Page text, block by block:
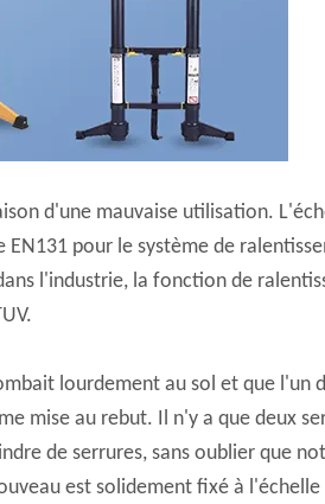
d'une mauvaise utilisation.
pour le système de
l'industrie, la fonction de
lourdement au sol et que
mise au rebut. Il n'y a que deux
de serrures, sans oublier que
est solidement fixé à